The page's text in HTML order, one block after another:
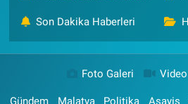
Son Dakika Haberleri
Foto Galeri Video
Gündem Malatya Politika Asayiş